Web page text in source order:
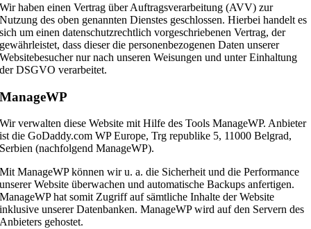
Wir haben einen Vertrag über Auftragsverarbeitung (AVV) zur
Nutzung des oben genannten Dienstes geschlossen. Hierbei handelt es
sich um einen datenschutzrechtlich vorgeschriebenen Vertrag, der
gewährleistet, dass dieser die personenbezogenen Daten unserer
Websitebesucher nur nach unseren Weisungen und unter Einhaltung
der DSGVO verarbeitet.
ManageWP
Wir verwalten diese Website mit Hilfe des Tools ManageWP. Anbieter
ist die GoDaddy.com WP Europe, Trg republike 5, 11000 Belgrad,
Serbien (nachfolgend ManageWP).
Mit ManageWP können wir u. a. die Sicherheit und die Performance
unserer Website überwachen und automatische Backups anfertigen.
ManageWP hat somit Zugriff auf sämtliche Inhalte der Website
inklusive unserer Datenbanken. ManageWP wird auf den Servern des
Anbieters gehostet.